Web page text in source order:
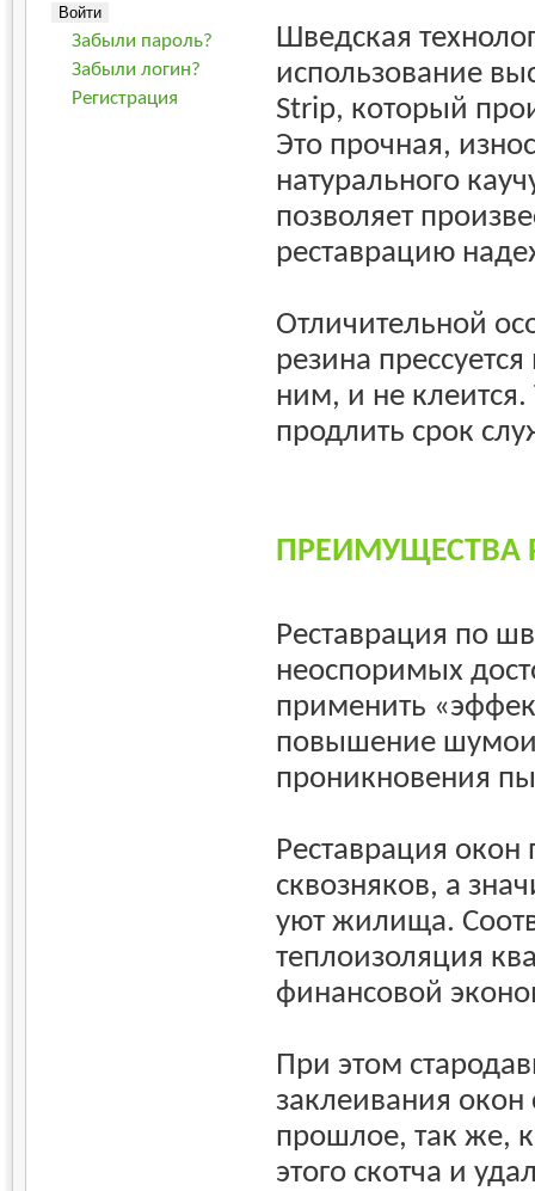
Забыли пароль?
Забыли логин?
Регистрация
Шведская
использование
Strip, который
Это прочная,
натурального
позволяет
реставрацию
Отличительной
резина
ним, и не клеится.
продлить срок
ПРЕИМУЩЕСТВА
Реставрация по
неоспоримых
применить
повышение
проникновения
Реставрация окон
сквозняков, а
уют жилища.
теплоизоляция
финансовой
При этом
заклеивания окон
прошлое, так же,
этого скотча и